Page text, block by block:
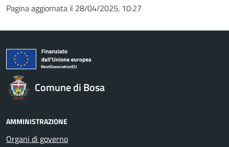
Pagina aggiornata il 28/04/2025, 10:27
Comune di Bosa
AMMINISTRAZIONE
Organi di governo